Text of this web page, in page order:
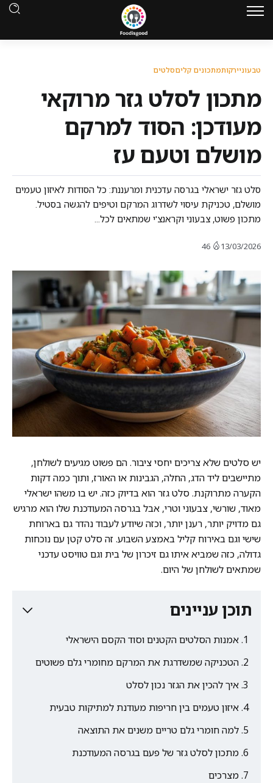
טבעוניירקותמתכונים קליםסלטים
מתכון לסלט גזר מרוקאי
מעודכן: הסוד למרקם
מושלם וטעם עז
סלט גזר ישראלי בגרסה עדכנית ומרעננת: כל הסודות לאיזון טעמים
מושלם, טכניקת עיסוי לשדרוג המרקם וטיפים להגשה בסטיל.
מתכון פשוט, צבעוני וקראנצ'י שמתאים לכל...
13/03/2026
46
יש סלטים שלא צריכים יחסי ציבור. הם פשוט מגיעים לשולחן,
מתיישבים ליד הדג, החלה, הגבינות או האורז, ותוך כמה דקות
הקערה מתרוקנת. סלט גזר הוא בדיוק כזה. יש בו משהו ישראלי
מאוד, שורשי, צבעוני וטרי, אבל בגרסה המעודכנת שלו הוא מרגיש
גם מדויק יותר, רענן יותר, וכזה שיודע לעבוד נהדר גם בארוחת
שישי וגם באירוח קליל באמצע השבוע. זה סלט קטן עם נוכחות
גדולה, כזה שמביא איתו גם זיכרון של בית וגם טוויסט עדכני
שמתאים לשולחן של היום.
תוכן עניינים
אמנות הסלטים הקטנים וסוד הקסם הישראלי
הטכניקה שמשדרגת את המרקם מחומרי גלם פשוטים
איך להכין את הגזר נכון לסלט
איזון טעמים בין חריפות מעודנת למתיקות טבעית
למה חומרי גלם טריים משנים את התוצאה
מתכון לסלט גזר של פעם בגרסה המעודכנת
מצרכים